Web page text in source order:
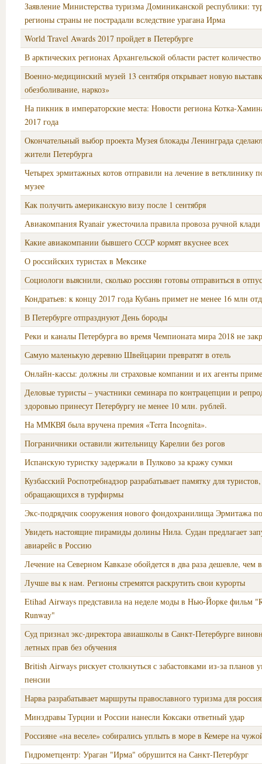
Заявление Министерства туризма Доминиканской республики:
регионы страны не пострадали вследствие урагана Ирма
World Travel Awards 2017 пройдет в Петербурге
В арктических регионах Архангельской области растет
Военно-медицинский музей 13 сентября открывает новую
обезболивание, наркоз»
На пикник в императорские места: Новости региона Котка-
2017 года
Окончательный выбор проекта Музея блокады Ленинграда
жители Петербурга
Четырех эрмитажных котов отправили на лечение в ветклинику
музее
Как получить американскую визу после 1 сентября
Авиакомпания Ryanair ужесточила правила провоза ручной клади
Какие авиакомпании бывшего СССР кормят вкуснее всех
О российских туристах в Мексике
Социологи выяснили, сколько россиян готовы отправиться в
Кондратьев: к концу 2017 года Кубань примет не менее 16 млн
В Петербурге отпразднуют День бороды
Реки и каналы Петербурга во время Чемпионата мира 2018 не
Самую маленькую деревню Швейцарии превратят в отель
Онлайн-кассы: должны ли страховые компании и их агенты
Деловые туристы – участники семинара по контрацепции и
здоровью принесут Петербургу не менее 10 млн. рублей.
На ММКВЯ была вручена премия «Terra Incognita».
Пограничники оставили жительницу Карелии без рогов
Испанскую туристку задержали в Пулково за кражу сумки
Кузбасский Роспотребнадзор разрабатывает памятку для туристов,
обращающихся в турфирмы
Экс-подрядчик сооружения нового фондохранилища Эрмитажа
Увидеть настоящие пирамиды долины Нила. Судан предлагает
авиарейс в Россию
Лечение на Северном Кавказе обойдется в два раза дешевле, чем
Лучше вы к нам. Регионы стремятся раскрутить свои курорты
Etihad Airways представила на неделе моды в Нью-Йорке фильм
Runway"
Суд признал экс-директора авиашколы в Санкт-Петербурге
летных прав без обучения
British Airways рискует столкнуться с забастовками из-за планов
пенсии
Нарва разрабатывает маршруты православного туризма для
Минздравы Турции и России нанесли Коксаки ответный удар
Россияне «на веселе» собирались уплыть в море в Кемере на
Гидрометцентр: Ураган "Ирма" обрушится на Санкт-Петербург